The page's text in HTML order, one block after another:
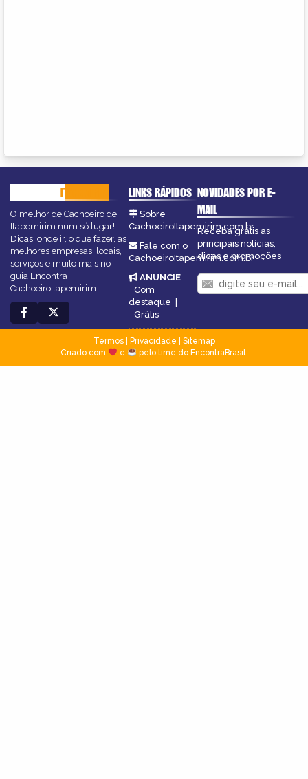
ITAPEMIRIM
O melhor de Cachoeiro de
Itapemirim num só lugar!
Dicas, onde ir, o que fazer, as
melhores empresas, locais,
serviços e muito mais no
guia Encontra
CachoeiroItapemirim.
LINKS RÁPIDOS
Sobre
CachoeiroItapemirim.com.br
Fale com o
CachoeiroItapemirim.com.br
ANUNCIE:
Com
destaque |
Grátis
NOVIDADES POR E-
MAIL
Receba grátis as
principais notícias,
dicas e promoções
Termos| Privacidade
Sitemap
Criado com
e pelo time do EncontraBrasil